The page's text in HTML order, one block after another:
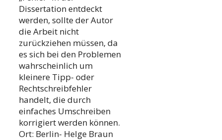
Dissertation entdeckt
werden, sollte der Autor
die Arbeit nicht
zurückziehen müssen, da
es sich bei den Problemen
wahrscheinlich um
kleinere Tipp- oder
Rechtschreibfehler
handelt, die durch
einfaches Umschreiben
korrigiert werden können.
Ort: Berlin- Helge Braun